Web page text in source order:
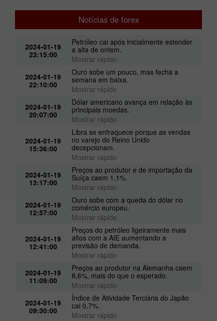
Notícias de forex
2024-01-19
23:15:00
Petróleo cai após inicialmente estender
a alta de ontem.
Mostrar rápido
2024-01-19
22:10:00
Ouro sobe um pouco, mas fecha a
semana em baixa.
Mostrar rápido
2024-01-19
20:07:00
Dólar americano avança em relação às
principais moedas.
Mostrar rápido
2024-01-19
15:36:00
Libra se enfraquece porque as vendas
no varejo do Reino Unido
decepcionam.
Mostrar rápido
2024-01-19
13:17:00
Preços ao produtor e de importação da
Suíça caem 1,1%.
Mostrar rápido
2024-01-19
12:57:00
Ouro sobe com a queda do dólar no
comércio europeu.
Mostrar rápido
2024-01-19
12:41:00
Preços do petróleo ligeiramente mais
altos com a AIE aumentando a
previsão de demanda.
Mostrar rápido
2024-01-19
11:09:00
Preços ao produtor na Alemanha caem
8,6%, mais do que o esperado.
Mostrar rápido
2024-01-19
09:30:00
Índice de Atividade Terciária do Japão
cai 0,7%.
Mostrar rápido